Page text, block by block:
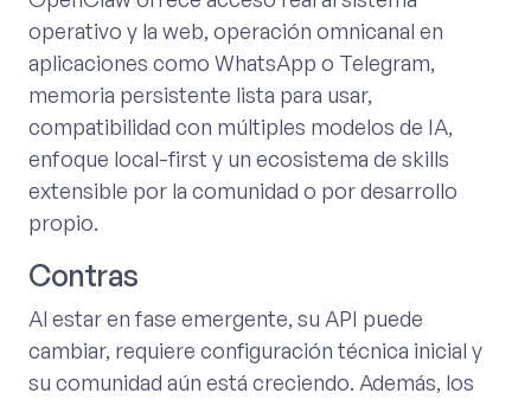
operativo y la web, operación omnicanal en
aplicaciones como WhatsApp o Telegram,
memoria persistente lista para usar,
compatibilidad con múltiples modelos de IA,
enfoque local-first y un ecosistema de skills
extensible por la comunidad o por desarrollo
propio.
Contras
Al estar en fase emergente, su API puede
cambiar, requiere configuración técnica inicial y
su comunidad aún está creciendo. Además, los